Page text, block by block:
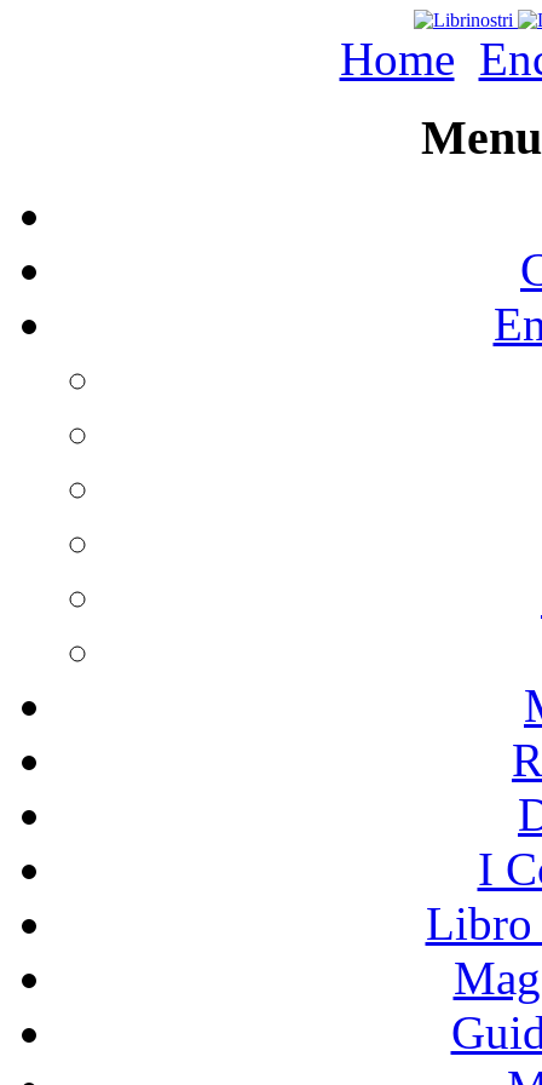
Home
I
Libro